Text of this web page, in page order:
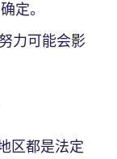
定。
力可能会影
区都是法定